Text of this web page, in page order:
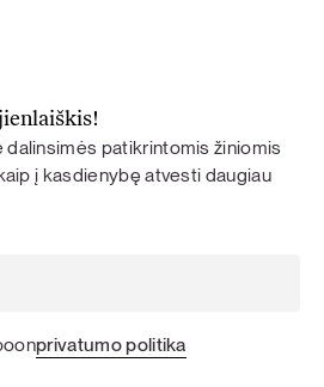
dalinsimės patikrintomis žiniomis
į kasdienybę atvesti daugiau
privatumo politika